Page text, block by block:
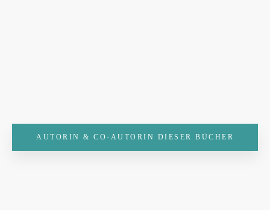
AUTORIN & CO-AUTORIN DIESER BÜCHER